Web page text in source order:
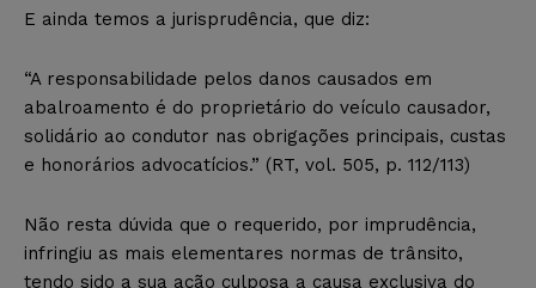
E ainda temos a jurisprudência, que diz:
“A responsabilidade pelos danos causados em
abalroamento é do proprietário do veículo causador,
solidário ao condutor nas obrigações principais, custas
e honorários advocatícios.” (RT, vol. 505, p. 112/113)
Não resta dúvida que o requerido, por imprudência,
infringiu as mais elementares normas de trânsito,
tendo sido a sua ação culposa a causa exclusiva do